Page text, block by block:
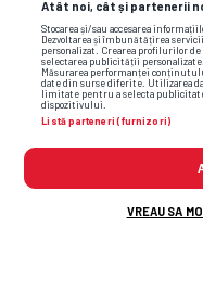
Atât noi, cât și partenerii
Stocarea și/sau accesarea
Dezvoltarea și îmbunătățirea
personalizat. Crearea profilurilor
selectarea publicității
Măsurarea performanței
date din surse diferite. Utilizarea
limitate pentru a selecta
dispozitivului.
Listă parteneri (furnizori)
VREAU SA